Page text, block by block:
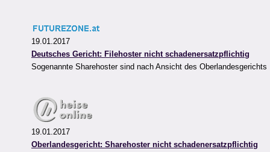
19.01.2017
Deutsches Gericht: Filehoster nicht schadenersatzpflichtig
Sogenannte Sharehoster sind nach Ansicht des
19.01.2017
Oberlandesgericht: Sharehoster nicht schadenersatzpflichtig